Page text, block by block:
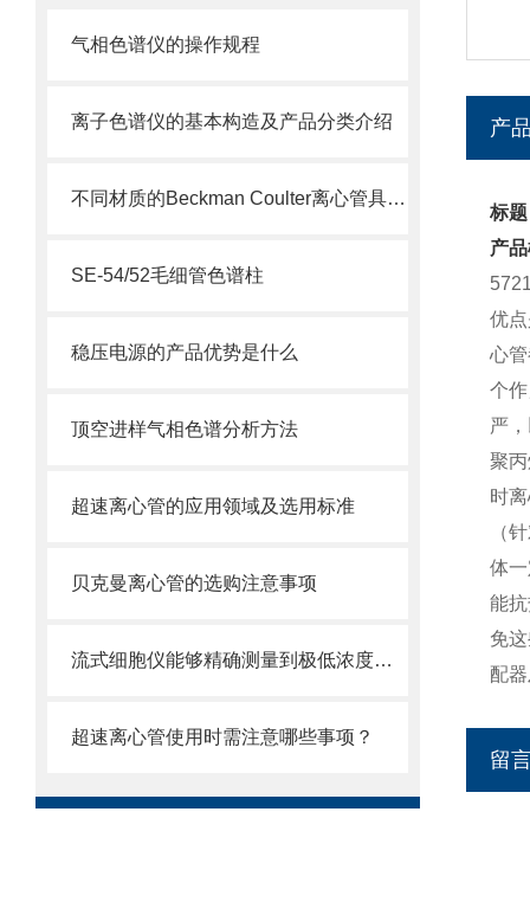
气相色谱仪的操作规程
离子色谱仪的基本构造及产品分类介绍
不同材质的Beckman Coulter离心管具有不同的使用特性
SE-54/52毛细管色谱柱
稳压电源的产品优势是什么
顶空进样气相色谱分析方法
超速离心管的应用领域及选用标准
贝克曼离心管的选购注意事项
流式细胞仪能够精确测量到极低浓度的标记物
超速离心管使用时需注意哪些事项？
产
标
产
优
心
个
严
聚
时
（
体
能
免
配
留